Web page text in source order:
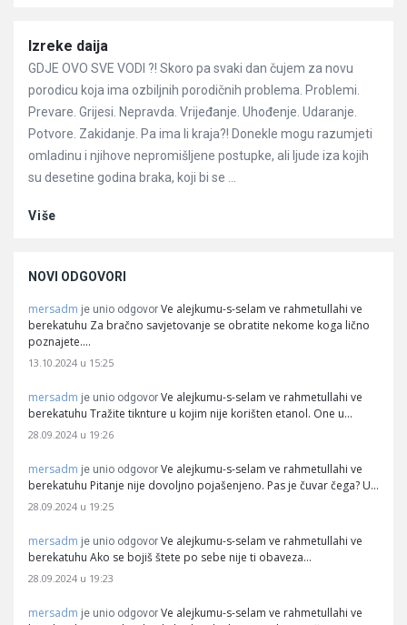
Članci
Izreke daija
GDJE OVO SVE VODI ?! Skoro pa svaki dan čujem za novu
porodicu koja ima ozbiljnih porodičnih problema. Problemi.
Prevare. Grijesi. Nepravda. Vrijeđanje. Uhođenje. Udaranje.
Potvore. Zakidanje. Pa ima li kraja?! Donekle mogu razumjeti
omladinu i njihove nepromišljene postupke, ali ljude iza kojih
su desetine godina braka, koji bi se ...
Više
NOVI ODGOVORI
mersadm je unio odgovor Ve alejkumu-s-selam ve rahmetullahi ve
berekatuhu Za bračno savjetovanje se obratite nekome koga lično
poznajete.…
13.10.2024 u 15:25
mersadm je unio odgovor Ve alejkumu-s-selam ve rahmetullahi ve
berekatuhu Tražite tiknture u kojim nije korišten etanol. One u…
28.09.2024 u 19:26
mersadm je unio odgovor Ve alejkumu-s-selam ve rahmetullahi ve
berekatuhu Pitanje nije dovoljno pojašenjeno. Pas je čuvar čega? U…
28.09.2024 u 19:25
mersadm je unio odgovor Ve alejkumu-s-selam ve rahmetullahi ve
berekatuhu Ako se bojiš štete po sebe nije ti obaveza…
28.09.2024 u 19:23
mersadm je unio odgovor Ve alejkumu-s-selam ve rahmetullahi ve